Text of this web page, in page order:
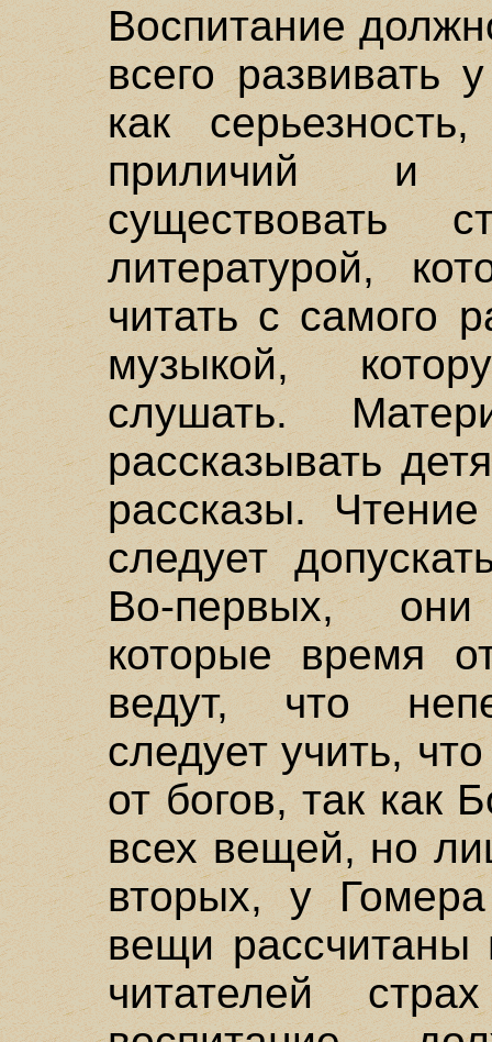
Воспитание
всего развивать
как
приличий и
существовать
литературой,
читать с самого
музыкой,
слушать.
рассказывать
рассказы.
следует
Во-первых,
которые время
ведут, что
следует учить,
от богов, так как
всех вещей, но
вторых, у
вещи рассчитаны
читателей